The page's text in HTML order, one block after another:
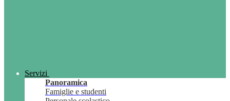
Servizi
Panoramica
Famiglie e studenti